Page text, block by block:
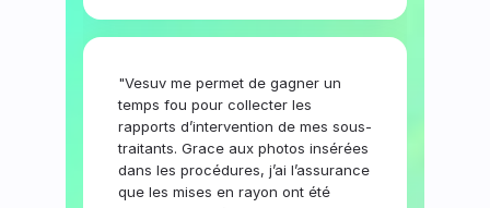
"Vesuv me permet de gagner un
temps fou pour collecter les
rapports d’intervention de mes sous-
traitants. Grace aux photos insérées
dans les procédures, j’ai l’assurance
que les mises en rayon ont été